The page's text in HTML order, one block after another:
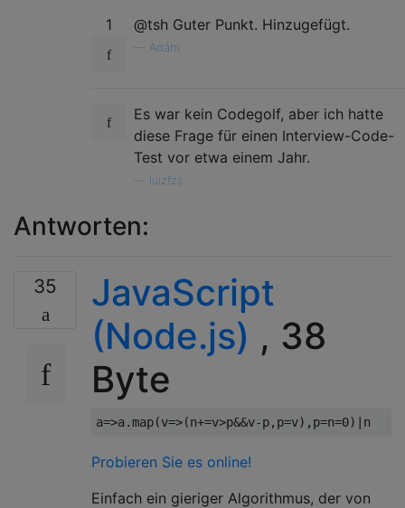
1 @tsh Guter Punkt. Hinzugefügt.
Adám
Es war kein Codegolf, aber ich hatte
diese Frage für einen Interview-Code-
Test vor etwa einem Jahr.
luizfzs
Antworten:
35
JavaScript
(Node.js) , 38
Byte
a=>a.map(v=>(n+=v>p&&v-p, p=v), p=n=0)| n
Probieren Sie es online!
Einfach ein gieriger Algorithmus, der von